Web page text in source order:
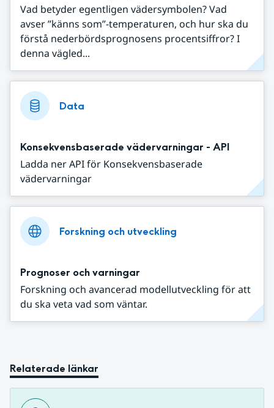
Vad betyder egentligen vädersymbolen? Vad
avser ”känns som”-temperaturen, och hur ska du
förstå nederbördsprognosens procentsiffror? I
denna vägled...
Data
Konsekvensbaserade vädervarningar - API
Ladda ner API för Konsekvensbaserade
vädervarningar
Forskning och utveckling
Prognoser och varningar
Forskning och avancerad modellutveckling för att
du ska veta vad som väntar.
Relaterade länkar